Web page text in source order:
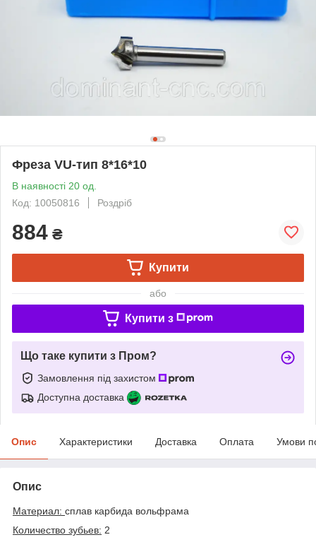
Фреза VU-тип 8*16*10
В наявності 20 од.
Код: 10050816
Роздріб
884 ₴
Купити
або
Купити з
Що таке купити з Пром?
Замовлення під захистом
Доступна доставка
Опис Характеристики Доставка Оплата Умови
Опис
Материал: сплав карбида вольфрама
Количество зубьев: 2